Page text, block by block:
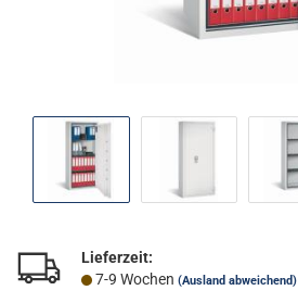
Lieferzeit:
7-9 Wochen (Ausland abweichend)